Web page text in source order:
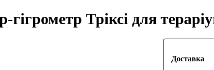
Тріксі для
Доставка